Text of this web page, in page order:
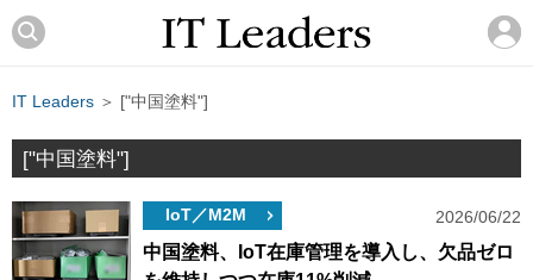
IT Leaders ＞ ["中国塗料"]
["中国塗料"]
IoT／M2M 2026/06/22
中国塗料、IoT在庫管理を導入し、欠品ゼロ